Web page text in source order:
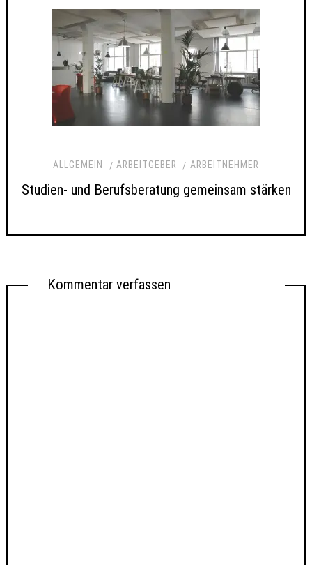
ALLGEMEIN ARBEITGEBER ARBEITNEHMER
Studien- und Berufsberatung gemeinsam stärken
Kommentar verfassen